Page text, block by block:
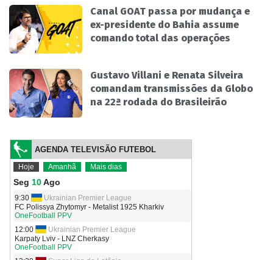
Canal GOAT passa por mudança e
ex-presidente do Bahia assume
comando total das operações
Gustavo Villani e Renata Silveira
comandam transmissões da Globo
na 22ª rodada do Brasileirão